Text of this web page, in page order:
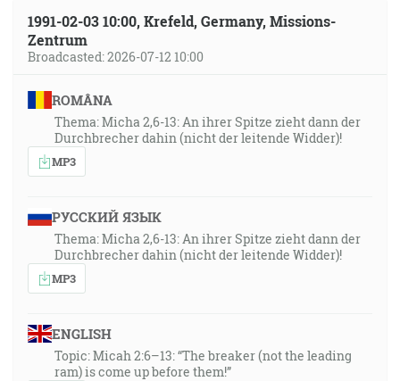
1991-02-03 10:00, Krefeld, Germany, Missions-
Zentrum
Broadcasted: 2026-07-12 10:00
ROMÂNA
Thema: Micha 2,6-13: An ihrer Spitze zieht dann der
Durchbrecher dahin (nicht der leitende Widder)!
MP3
РУССКИЙ ЯЗЫК
Thema: Micha 2,6-13: An ihrer Spitze zieht dann der
Durchbrecher dahin (nicht der leitende Widder)!
MP3
ENGLISH
Topic: Micah 2:6–13: “The breaker (not the leading
ram) is come up before them!”